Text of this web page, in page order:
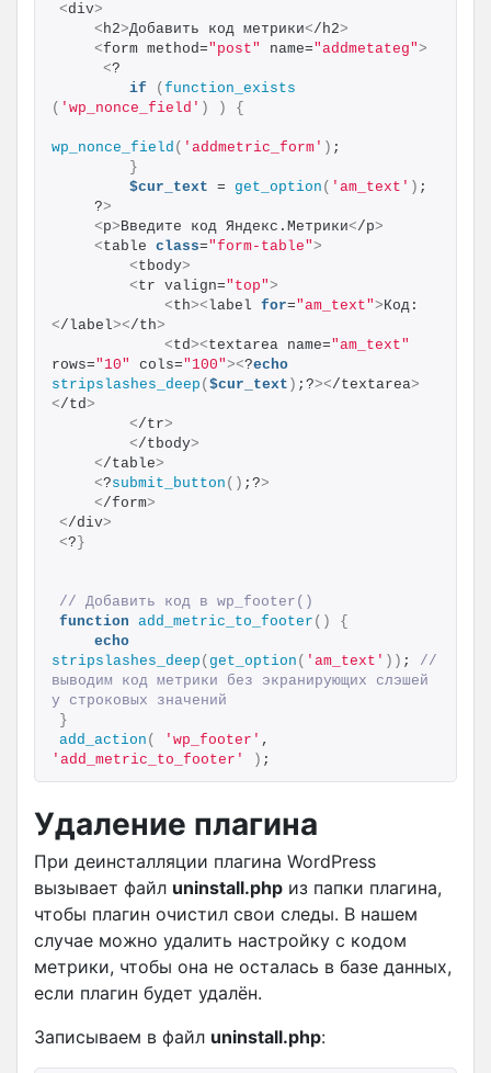
<div>
<h2>Добавить код метрики</h2>
<form method="post" name="addmetateg">
<?
if
( function_exists
( 'wp_nonce_field' ) ) {
wp_nonce_field ( 'addmetric_form' ) ;
}
$cur_text = get_option ( 'am_text' ) ;
    ?
>
<p>Введите код Яндекс.Метрики</p>
<table class="form-table">
<tbody>
<tr valign="top">
<th><label for="am_text">Код:
</label></th>
<td><textarea name="am_text"
rows="10" cols="100"><?echo
stripslashes_deep ( $cur_text ) ;?></textarea>
</td>
</tr>
</tbody>
</table>
<?submit_button () ;?>
</form>
</div>
<? }
// Добавить код в wp_footer()
function add_metric_to_footer ()
{
echo
stripslashes_deep ( get_option ( 'am_text' )) ; //
выводим код метрики без экранирующих слэшей
у строковых значений
}
add_action ( 'wp_footer'
'add_metric_to_footer'
) ;
Удаление плагина
При деинсталляции плагина WordPress
вызывает файл uninstall.php из папки плагина,
чтобы плагин очистил свои следы. В нашем
случае можно удалить настройку с кодом
метрики, чтобы она не осталась в базе данных,
если плагин будет удалён.
Записываем в файл uninstall.php: